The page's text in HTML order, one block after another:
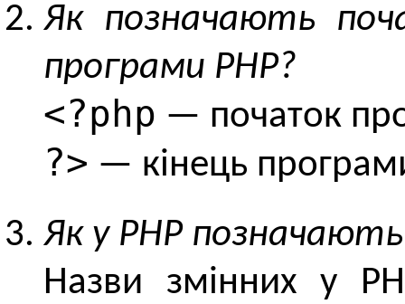
Як позначають
програми РНР?
<?php — початок
?> — кінець
Як у РНР позначають
Назви змінних у